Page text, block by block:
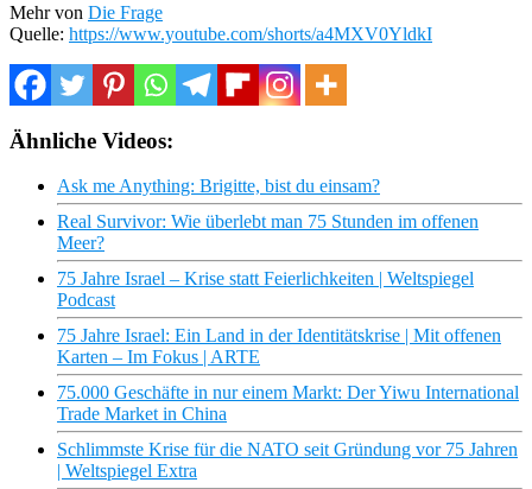
Mehr von Die Frage
Quelle: https://www.youtube.com/shorts/a4MXV0YldkI
Ähnliche Videos:
Ask me Anything: Brigitte, bist du einsam?
Real Survivor: Wie überlebt man 75 Stunden im offenen
Meer?
75 Jahre Israel – Krise statt Feierlichkeiten | Weltspiegel
Podcast
75 Jahre Israel: Ein Land in der Identitätskrise | Mit offenen
Karten – Im Fokus | ARTE
75.000 Geschäfte in nur einem Markt: Der Yiwu International
Trade Market in China
Schlimmste Krise für die NATO seit Gründung vor 75 Jahren
| Weltspiegel Extra